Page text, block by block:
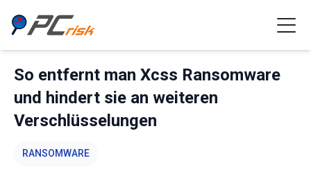
So entfernt man Xcss Ransomware
und hindert sie an weiteren
Verschlüsselungen
RANSOMWARE